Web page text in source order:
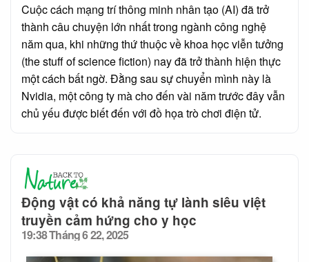
Cuộc cách mạng trí thông minh nhân tạo (AI) đã trở
thành câu chuyện lớn nhất trong ngành công nghệ
năm qua, khi những thứ thuộc về khoa học viễn tưởng
(the stuff of science fiction) nay đã trở thành hiện thực
một cách bất ngờ. Đằng sau sự chuyển mình này là
Nvidia, một công ty mà cho đến vài năm trước đây vẫn
chủ yếu được biết đến với đồ họa trò chơi điện tử.
Động vật có khả năng tự lành siêu việt
truyền cảm hứng cho y học
Posted
on
19:38 Tháng 6 22, 2025